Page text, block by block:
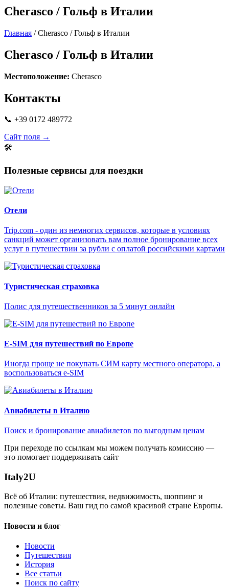
Cherasco / Гольф в Италии
Главная / Cherasco / Гольф в Италии
Cherasco / Гольф в Италии
Местоположение: Cherasco
Контакты
📞 +39 0172 489772
Сайт поля →
🛠
Полезные сервисы для поездки
Отели
Trip.com - один из немногих сервисов, которые в условиях
санкций может организовать вам полное бронирование всех
услуг в путешествии за рубли с оплатой российскими картами
Туристическая страховка
Полис для путешественников за 5 минут онлайн
E-SIM для путешествий по Европе
Иногда проще не покупать СИМ карту местного оператора, а
воспользоваться e-SIM
Авиабилеты в Италию
Поиск и бронирование авиабилетов по выгодным ценам
При переходе по ссылкам мы можем получать комиссию —
это помогает поддерживать сайт
Italy2U
Всё об Италии: путешествия, недвижимость, шоппинг и
полезные советы. Ваш гид по самой красивой стране Европы.
Новости и блог
Новости
Путешествия
История
Все статьи
Поиск по сайту